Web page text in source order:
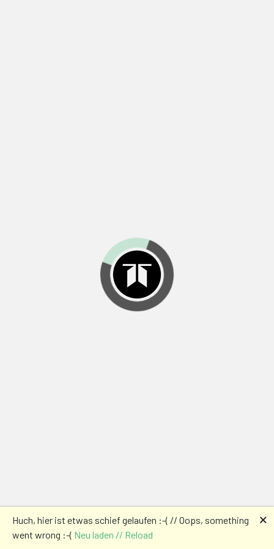
Huch, hier ist etwas schief gelaufen :-( // Oops, something
went wrong :-( Neu laden // Reload
🗙